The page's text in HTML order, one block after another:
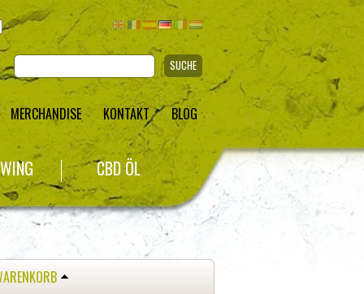
SUCHE
MERCHANDISE KONTAKT BLOG
CBD ÖL